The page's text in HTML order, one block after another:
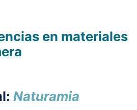
en materiales
Naturamia